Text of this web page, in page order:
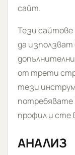
сайт.
Тези сайтове
да
от трети
тези
потребявате
профил и сте
АНАЛИЗ